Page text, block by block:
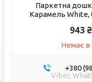
Паркетна
Карамель White,
943
Немає в
+380
Viber,